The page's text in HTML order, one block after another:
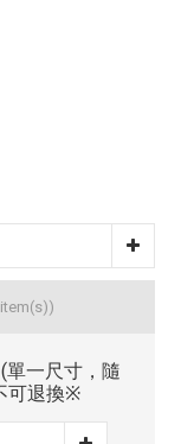
單一尺寸，隨
可退換※